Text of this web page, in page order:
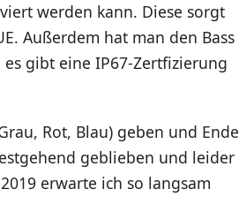
werden kann. Diese sorgt
Außerdem hat man den Bass
gibt eine IP67-Zertfizierung
Rot, Blau) geben und Ende
geblieben und leider
erwarte ich so langsam